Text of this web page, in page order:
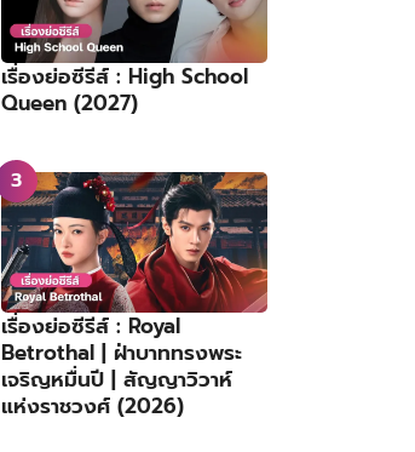
เรื่องย่อซีรีส์ : High School
Queen (2027)
เรื่องย่อซีรีส์ : Royal
Betrothal | ฝ่าบาททรงพระ
เจริญหมื่นปี | สัญญาวิวาห์
แห่งราชวงศ์ (2026)